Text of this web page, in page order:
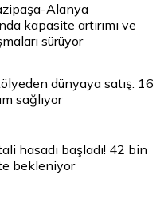
Alanya
kapasite artırımı ve
sürüyor
dünyaya satış: 16
sağlıyor
hasadı başladı! 42 bin
bekleniyor